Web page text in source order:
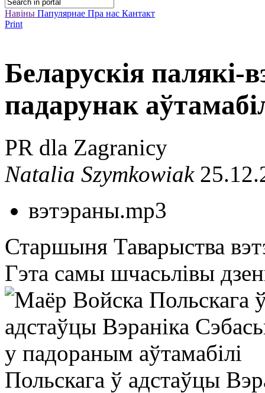
Навіны Папулярнае Пра нас Кантакт
Print
Беларускія палякі-
падарунак
PR dla Zagranicy
Natalia Szymkowiak
вэтэраны.mp3
Старшыня Таварыства
Гэта самы шчасьлівы
Польскага ў адстаўцы